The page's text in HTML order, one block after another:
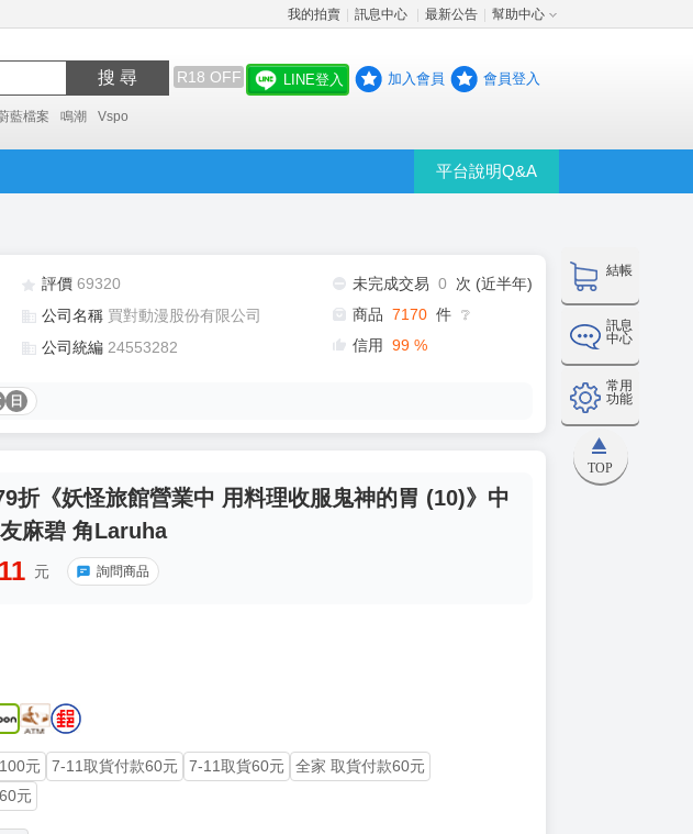
我的拍賣 訊息中心 最新公告 幫助中心
搜 尋 R18 OFF
藍檔案 鳴潮 Vspo
LINE登入 加入會員 會員登入
平台說明Q&A
結帳
訊息
中心
常用
功能
TOP
評價 69320
公司名稱 買對動漫股份有限公司
公司統編 24553282
未完成交易 0
次 (近半年)
商品 7170 件 ❔
信用 99 %
日
折《妖怪旅館營業中 用料理收服鬼神的胃 (10)》中
麻碧 角Laruha
元 詢問商品
元 7-11取貨付款60元 7-11取貨60元
全家 取貨付款60元
元